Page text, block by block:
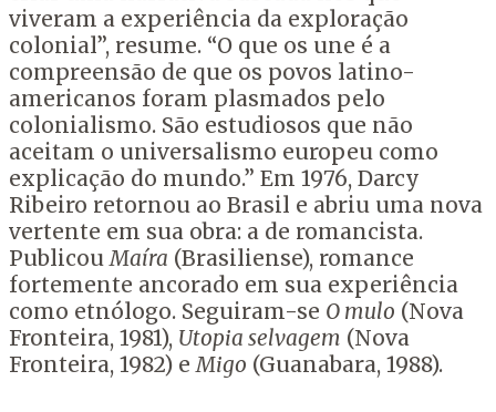
viveram a experiência da exploração
colonial”, resume. “O que os une é a
compreensão de que os povos latino-
americanos foram plasmados pelo
colonialismo. São estudiosos que não
aceitam o universalismo europeu como
explicação do mundo.” Em 1976, Darcy
Ribeiro retornou ao Brasil e abriu uma nova
vertente em sua obra: a de romancista.
PublicouMaíra (Brasiliense), romance
fortemente ancorado em sua experiência
como etnólogo. Seguiram-se O mulo (Nova
Fronteira, 1981), Utopia selvagem (Nova
Fronteira, 1982) eMigo (Guanabara, 1988).